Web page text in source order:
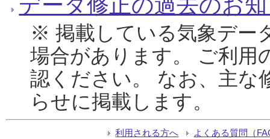
データ修正の過去のお
※ 掲載している気象デー
場合があります。 ご利用
認ください。 なお、主な
らせに掲載します。
利用される方へ よくある質問（